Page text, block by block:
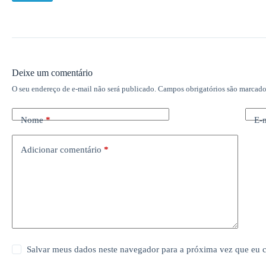
Deixe um comentário
O seu endereço de e-mail não será publicado. Campos obrigatórios são
Nome* E-
Adicionar comentário *
Salvar meus dados neste navegador para a próxima vez que eu